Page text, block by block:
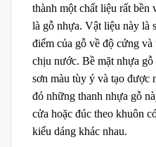
thành một chất liệu rất bền
là gỗ nhựa. Vật liệu này là
điểm của gỗ về độ cứng
chịu nước. Bề mặt nhựa gỗ
sơn màu tùy ý và tạo được
đó những thanh nhựa gỗ
cửa hoặc đúc theo khuôn
kiểu dáng khác nhau.